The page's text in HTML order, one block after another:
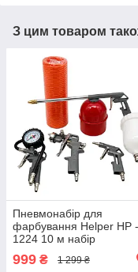
З цим товаром
Пневмонабір для
фарбування Helper HP -
1224 10 м набір
пневмоінструментів
пневмо набір
999 ₴ 1 299 ₴